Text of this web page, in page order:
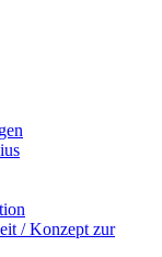
/ Konzept zur